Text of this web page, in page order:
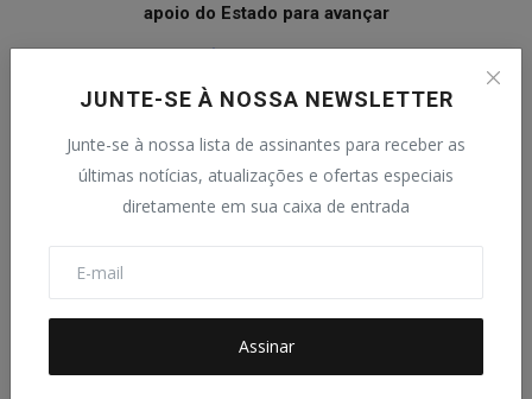
JUNTE-SE À NOSSA NEWSLETTER
Junte-se à nossa lista de assinantes para receber as
últimas notícias, atualizações e ofertas especiais
diretamente em sua caixa de entrada
Assinar
apoio do Estado para avançar
Juiz de Fora pode perder quartéis para Pouso Alegre